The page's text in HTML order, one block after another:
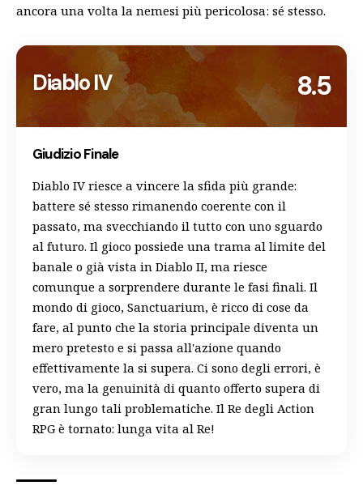
ancora una volta la nemesi più pericolosa: sé stesso.
Diablo IV 8.5
Giudizio Finale
Diablo IV riesce a vincere la sfida più grande:
battere sé stesso rimanendo coerente con il
passato, ma svecchiando il tutto con uno sguardo
al futuro. Il gioco possiede una trama al limite del
banale o già vista in Diablo II, ma riesce
comunque a sorprendere durante le fasi finali. Il
mondo di gioco, Sanctuarium, è ricco di cose da
fare, al punto che la storia principale diventa un
mero pretesto e si passa all'azione quando
effettivamente la si supera. Ci sono degli errori, è
vero, ma la genuinità di quanto offerto supera di
gran lungo tali problematiche. Il Re degli Action
RPG è tornato: lunga vita al Re!